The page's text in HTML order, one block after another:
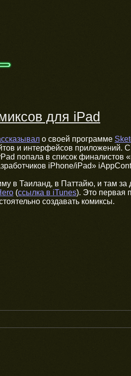
для iPad
о своей программе
и интерфейсов приложений. С
попала в список финалистов
iPhone/iPad»
в Таиланд, в Паттайю, и там за
(ссылка в iTunes). Это первая
создавать комиксы.